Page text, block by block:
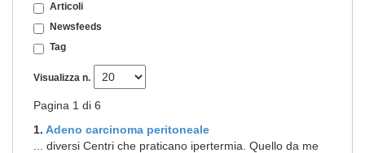
Articoli
Newsfeeds
Tag
Visualizza n.
Pagina 1 di 6
1. Adeno carcinoma peritoneale
... diversi Centri che praticano ipertermia. Quello da me